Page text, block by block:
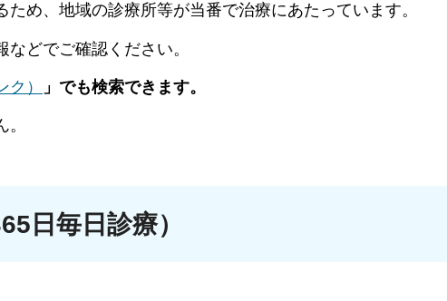
め、地域の診療所等が当番で治療にあたっています。
どでご確認ください。
ク） 」でも検索できます。
。
日毎日診療）